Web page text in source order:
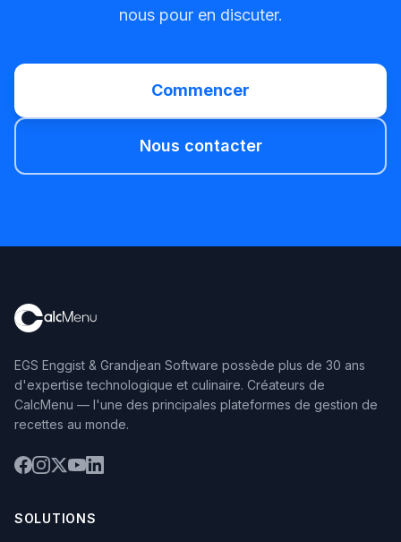
nous pour en discuter.
Commencer
Nous contacter
EGS Enggist & Grandjean Software possède plus de 30 ans
d'expertise technologique et culinaire. Créateurs de
CalcMenu — l'une des principales plateformes de gestion de
recettes au monde.
SOLUTIONS